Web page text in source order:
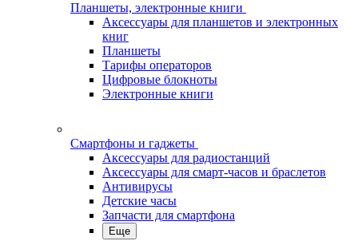
Планшеты, электронные книги
Аксессуары для планшетов и электронных
книг
Планшеты
Тарифы операторов
Цифровые блокноты
Электронные книги
Смартфоны и гаджеты
Аксессуары для радиостанций
Аксессуары для смарт-часов и браслетов
Антивирусы
Детские часы
Запчасти для смартфона
Еще